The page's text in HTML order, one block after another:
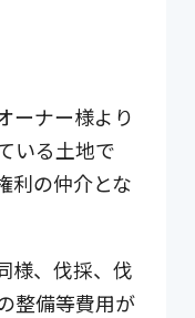
ーナー様より
いる土地で
利の仲介とな
様、伐採、伐
整備等費用が